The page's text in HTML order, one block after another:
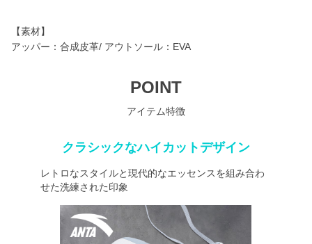
【素材】
アッパー：合成皮革/ アウトソール：EVA
POINT
アイテム特徴
クラシックなハイカットデザイン
レトロなスタイルと現代的なエッセンスを組み合わ
せた洗練された印象